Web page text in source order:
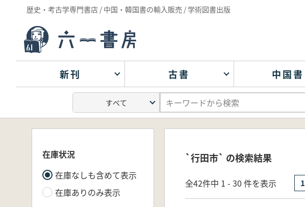
歴史・考古学専門書店 / 中国・韓国書の輸入販売 / 学術図書出版
新刊 古書 中国書
在庫状況
在庫なしも含めて表示
在庫ありのみ表示
`行田市` の検索結果
全42件中 1 - 30 件を表示 1